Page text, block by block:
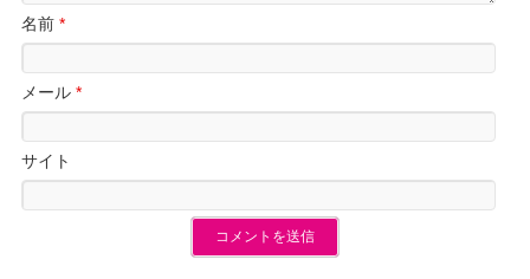
名前*
メール*
サイト